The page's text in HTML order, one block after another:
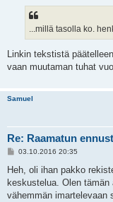
...millä tasolla ko.
Linkin tekstistä
vaan muutaman tuhat
Samuel
Re: Raamatun
V
e
t
i
03.10.2016 20:35
Heh, oli ihan pakko
keskustelua. Olen
vähemmän